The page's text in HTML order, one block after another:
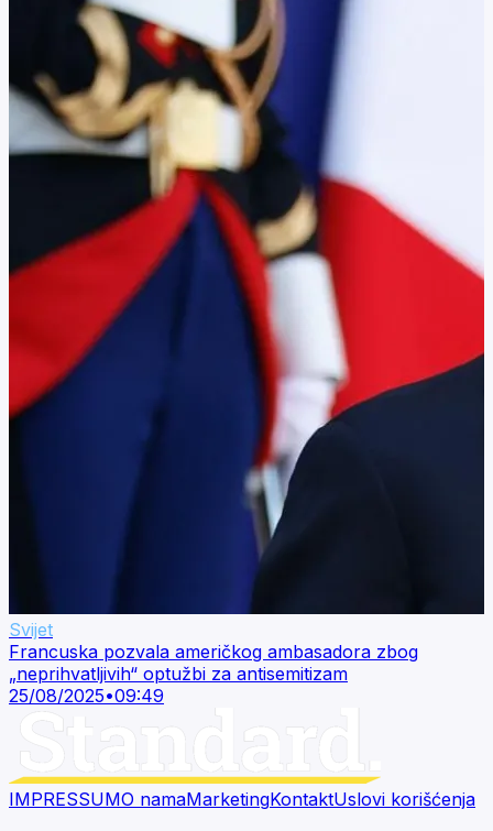
Svijet
Francuska pozvala američkog ambasadora zbog
„neprihvatljivih“ optužbi za antisemitizam
25/08/2025•09:49
IMPRESSUMO namaMarketingKontaktUslovi korišćenja